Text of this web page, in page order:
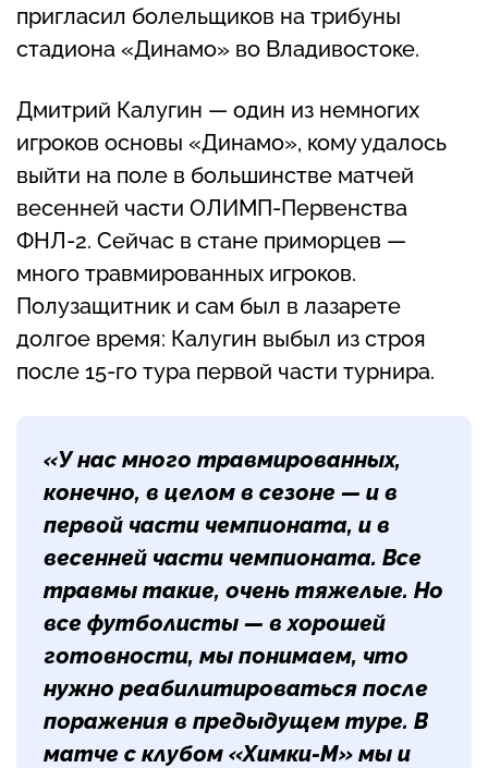
пригласил болельщиков на трибуны
стадиона «Динамо» во Владивостоке.
Дмитрий Калугин — один из немногих
игроков основы «Динамо», кому удалось
выйти на поле в большинстве матчей
весенней части ОЛИМП-Первенства
ФНЛ-2. Сейчас в стане приморцев —
много травмированных игроков.
Полузащитник и сам был в лазарете
долгое время: Калугин выбыл из строя
после 15-го тура первой части турнира.
«У нас много травмированных,
конечно, в целом в сезоне — и в
первой части чемпионата, и в
весенней части чемпионата. Все
травмы такие, очень тяжелые. Но
все футболисты — в хорошей
готовности, мы понимаем, что
нужно реабилитироваться после
поражения в предыдущем туре. В
матче с клубом «Химки-М» мы и